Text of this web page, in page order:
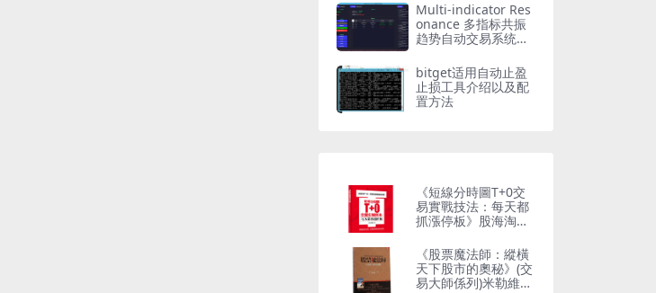
Multi-indicator Res
onance 多指标共振
趋势自动交易系统
bitget适用自动止盈
止损工具介绍以及配
置方法
《短線分時圖T+0交
易實戰技法：每天都
抓漲停板》股海淘金
《股票魔法師：縱橫
天下股市的奧秘》(交
易大師係列)米勒維尼